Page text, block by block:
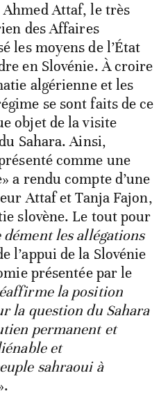
Attaf, le très
des Affaires
les moyens de l’État
en Slovénie. À croire
algérienne et les
se sont faits de ce
objet de la visite
Sahara. Ainsi,
comme une
a rendu compte d’une
Attaf et Tanja Fajon,
slovène. Le tout pour
dément les allégations
l’appui de la Slovénie
présentée par le
la position
la question du Sahara
permanent et
et
sahraoui à